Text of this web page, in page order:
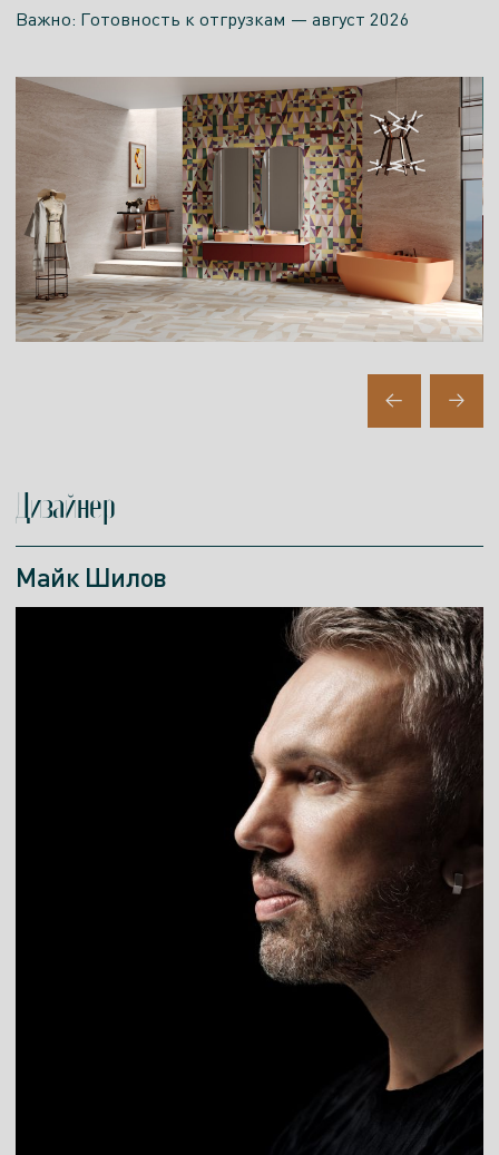
Важно: Готовность к отгрузкам — август 2026
Дизайнер
Майк Шилов